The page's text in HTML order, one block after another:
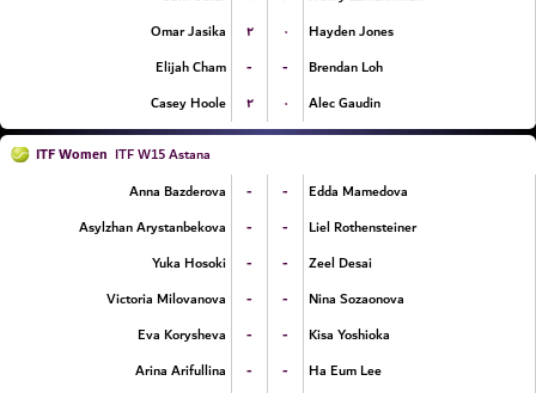
Omar Jasika
۲ ۰
Hayden Jones
Elijah Cham
- -
Brendan Loh
Casey Hoole
۲ ۰ Alec Gaudin
ITF Women ITF W15 Astana
Anna Bazderova
- -
Edda Mamedova
Asylzhan Arystanbekova
- -
Liel Rothensteiner
Yuka Hosoki
- -
Zeel Desai
Victoria Milovanova
- -
Nina Sozaonova
Eva Korysheva
- -
Kisa Yoshioka
Arina Arifullina
- -
Ha Eum Lee